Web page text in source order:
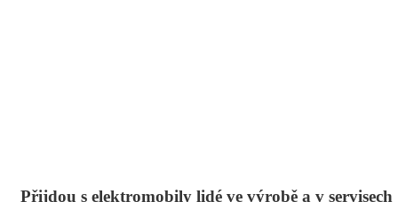
Přijdou s elektromobily lidé ve výrobě a v servisech